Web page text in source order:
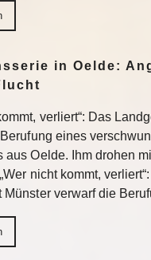
in Oelde:
verliert“: Das
eines
aus Oelde. Ihm drohen
nicht kommt,
Münster verwarf die